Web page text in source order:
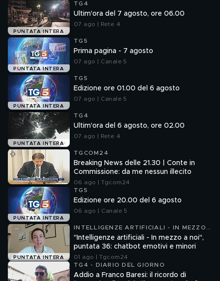
PUNTATA INTERA
TG4
Ultim'ora del 7 agosto, ore 06.00
07 ago | Rete 4
PUNTATA INTERA
TG5
Prima pagina - 7 agosto
07 ago | Canale 5
PUNTATA INTERA
TG5
Edizione ore 01.00 del 6 agosto
07 ago | Canale 5
PUNTATA INTERA
TG4
Ultim'ora del 6 agosto, ore 02.00
07 ago | Rete 4
TGCOM24
Breaking News delle 21.30 | Conte in
Commissione: da me nessun illecito
06 ago | Tgcom24
PUNTATA INTERA
TG5
Edizione ore 20.00 del 6 agosto
06 ago | Canale 5
PUNTATA INTERA
INTELLIGENZE ARTIFICIALI - IN MEZZO
A NOI
"Intelligenze artificiali - In mezzo a noi",
puntata 36: chatbot emotivi e minori
01 ago | Tgcom24
TG4 - DIARIO DEL GIORNO
Addio a Franco Baresi: il ricordo di